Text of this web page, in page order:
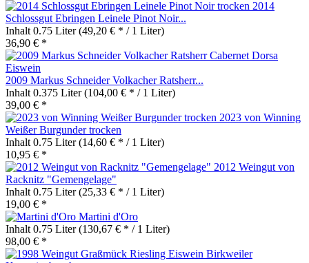
2014
Schlossgut Ebringen Leinele Pinot Noir...
Inhalt 0.75 Liter(49,20 € * / 1 Liter)
36,90 € *
2009 Markus Schneider Volkacher Ratsherr...
Inhalt 0.375 Liter(104,00 € * / 1 Liter)
39,00 € *
2023 von Winning
Weißer Burgunder trocken
Inhalt 0.75 Liter(14,60 € * / 1 Liter)
10,95 € *
2012 Weingut von
Racknitz "Gemengelage"
Inhalt 0.75 Liter(25,33 € * / 1 Liter)
19,00 € *
Martini d'Oro
Inhalt 0.75 Liter(130,67 € * / 1 Liter)
98,00 € *